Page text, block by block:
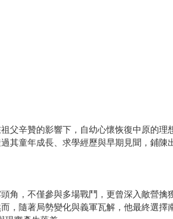
父辛贊的影響下，自幼心懷恢復中原的理
其童年成長、求學經歷與早期見聞，鋪陳
角，不僅參與多場戰鬥，更曾深入敵營擒
，隨著局勢變化與義軍瓦解，他最終選擇